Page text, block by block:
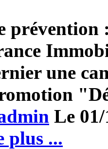
prévention
une
Le
plus ...